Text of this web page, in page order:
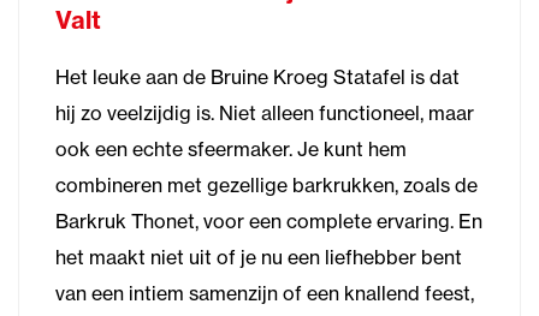
Valt
Het leuke aan de Bruine Kroeg Statafel is dat
hij zo veelzijdig is. Niet alleen functioneel, maar
ook een echte sfeermaker. Je kunt hem
combineren met gezellige barkrukken, zoals de
Barkruk Thonet, voor een complete ervaring. En
het maakt niet uit of je nu een liefhebber bent
van een intiem samenzijn of een knallend feest,